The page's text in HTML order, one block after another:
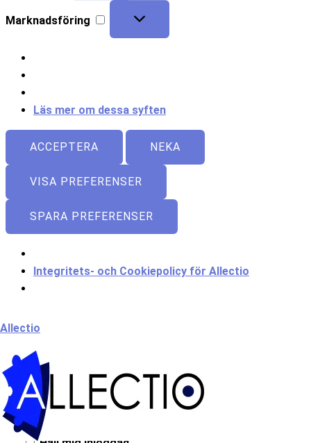
Marknadsföring
Läs mer om dessa syften
ACCEPTERA NEKA
VISA PREFERENSER
SPARA PREFERENSER
Integritets- och Cookiepolicy för Allectio
Allectio
Välkommen till Allectio!